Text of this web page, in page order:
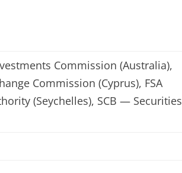
Commission (Australia),
Commission (Cyprus), FSA
(Seychelles), SCB — Securities